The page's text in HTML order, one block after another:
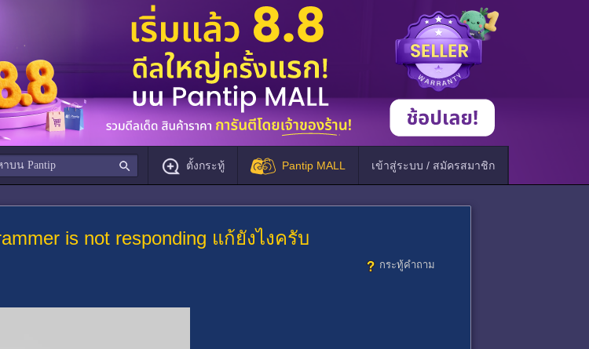
ตั้งกระทู้ Pantip MALL เข้าสู่ระบบ / สมัครสมาชิก
is not responding แก้ยังไงครับ
กระทู้คำถาม